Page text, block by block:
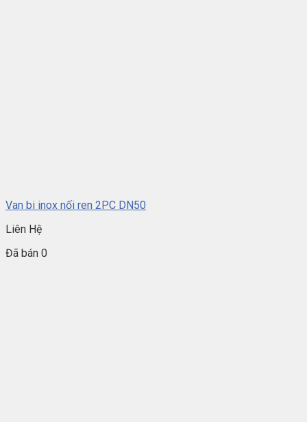
Van bi inox nối ren 2PC DN50
Liên Hệ
Đã bán 0